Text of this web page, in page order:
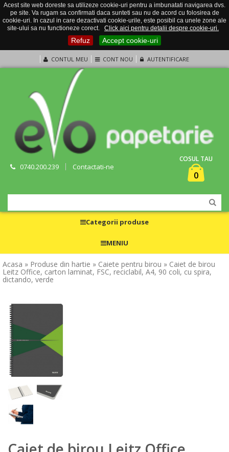
Acest site web doreste sa utilizeze cookie-uri pentru a imbunatati navigarea dvs.
pe site. Va rugam sa confirmati daca sunteti sau nu de acord cu folosirea de
cookie-uri. In cazul in care dezactivati cookie-urile, este posibil ca unele zone ale
site-ului sa nu functioneze corect.
Click aici pentru detalii despre cookie-uri.
Refuz Accept cookie-uri
CONTUL MEU CONT NOU AUTENTIFICARE
0740.200.239 Contactati-ne
COSUL TAU
0
Categorii produse
MENIU
Acasa » Produse din hartie » Caiete pentru birou » Caiet de birou
Leitz Office, carton laminat, FSC, reciclabil, A4, 90 coli, cu spira,
dictando, verde